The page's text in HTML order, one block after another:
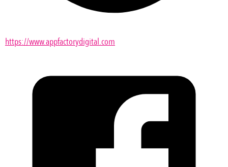
https://www.appfactorydigital.com